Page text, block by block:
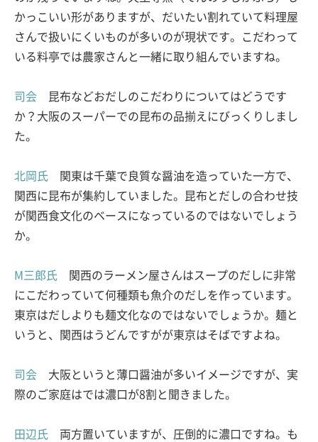
かっこいい形がありますが、だいたい割れていて料理屋
さんで扱いにくいものが多いのが現状です。こだわって
いる料亭では農家さんと一緒に取り組んでいますね。
司会
昆布などおだしのこだわりについてはどうです
か？大阪のスーパーでの昆布の品揃えにびっくりしまし
た。
北岡氏
関東は千葉で良質な醤油を造っていた一方で、
関西に昆布が集約していました。昆布とだしの合わせ技
が関西食文化のベースになっているのではないでしょう
か。
M三郎氏
関西のラーメン屋さんはスープのだしに非常
にこだわっていて何種類も魚介のだしを作っています。
東京はだしよりも麺文化なのではないでしょうか。麺と
いうと、関西はうどんですがが東京はそばですよね。
司会 大阪というと薄口醤油が多いイメージですが、実
際のご家庭はでは濃口が8割と聞きました。
田辺氏 両方置いていますが、圧倒的に濃口ですね。も